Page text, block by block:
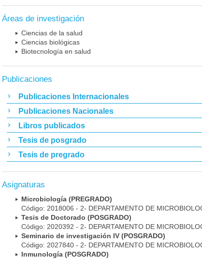
Áreas de investigación
Ciencias de la salud
Ciencias biológicas
Biotecnología en salud
Publicaciones
Publicaciones Internacionales
Publicaciones Nacionales
Libros publicados
Tesis de posgrado
Tesis de pregrado
Asignaturas
Microbiología (PREGRADO)
Código: 2018006 - 2- DEPARTAMENTO DE
Tesis de Doctorado (POSGRADO)
Código: 2020392 - 2- DEPARTAMENTO DE
Seminario de investigación IV (POSGRADO)
Código: 2027840 - 2- DEPARTAMENTO DE
Inmunología (POSGRADO)